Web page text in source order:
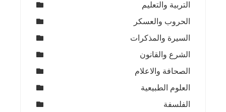
التربية والتعليم
الحروب والعسكر
السيرة والمذكرات
الشرع والقانون
الصحافة والاعلام
العلوم الطبيعية
الفلسفة